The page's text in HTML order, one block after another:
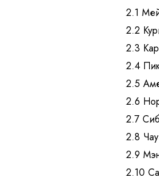
2.1
2.2
2.3
2.4
2.5
2.6
2.7
2.8
2.9
2.10